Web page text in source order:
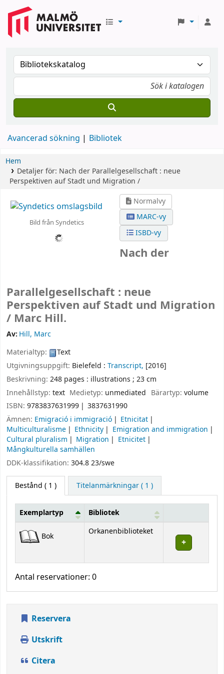
Avancerad sökning Bibliotek
Hem
Detaljer för: Nach der Parallelgesellschaft : neue
Perspektiven auf Stadt und Migration /
Bild från Syndetics
Normalvy
MARC-vy
ISBD-vy
Nach der
Parallelgesellschaft : neue
Perspektiven auf Stadt und Migration
/ Marc Hill.
Av: Hill, Marc
Materialtyp:
Text
Utgivningsuppgift: Bielefeld : Transcript, [2016]
Beskrivning: 248 pages : illustrations ; 23 cm
Innehållstyp: text Medietyp: unmediated Bärartyp: volume
ISBN: 9783837631999
3837631990
Ämnen: Emigració i immigració
Etnicitat
Multiculturalisme
Ethnicity
Emigration and immigration
Cultural pluralism
Migration
Etnicitet
Mångkulturella samhällen
DDK-klassifikation: 304.8 23/swe
Bestånd ( 1 ) Titelanmärkningar ( 1 )
Bestånd
Exemplartyp Bibliotek
Bok Orkanenbiblioteket
Antal reservationer: 0
Reservera
Utskrift
Citera